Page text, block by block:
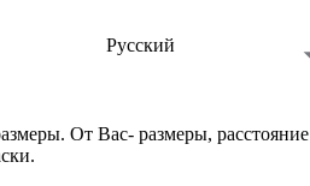
Русский
От Вас- размеры, расстояние